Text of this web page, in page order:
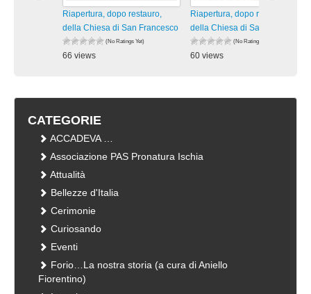
Riapertura, dopo restauro,
della Chiesa di San Francesco
(No Ratings Yet)
66 views
Riapertura, dopo restauro,
della Chiesa di San Francesco
(No Ratings Yet)
60 views
CATEGORIE
ACCADEVA …
Associazione PAS Pronatura Ischia
Attualità
Bellezze d'Italia
Cerimonie
Curiosando
Eventi
Forio…La nostra storia (a cura di Aniello
Fiorentino)